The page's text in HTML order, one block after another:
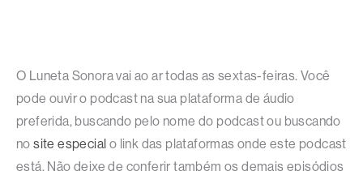
O Luneta Sonora vai ao ar todas as sextas-feiras. Você
pode ouvir o podcast na sua plataforma de áudio
preferida, buscando pelo nome do podcast ou buscando
nosite especial o link das plataformas onde este podcast
está. Não deixe de conferir também os demais episódios